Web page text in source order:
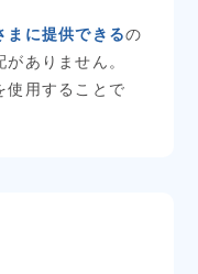
まに提供できるの
ありません。
使用することで